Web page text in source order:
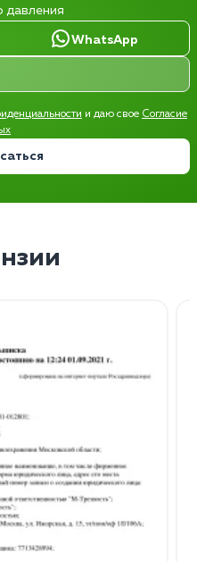
давления
WhatsApp
и даю свое Согласие